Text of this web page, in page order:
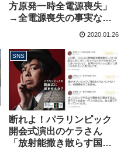
方原発一時全電源喪失」
→全電源喪失の事実な
し、原子力規制庁へは停
2020.01.26
SNS
断れよ！パラリンピック
開会式演出のケラさん
「放射能撒き散らす国や